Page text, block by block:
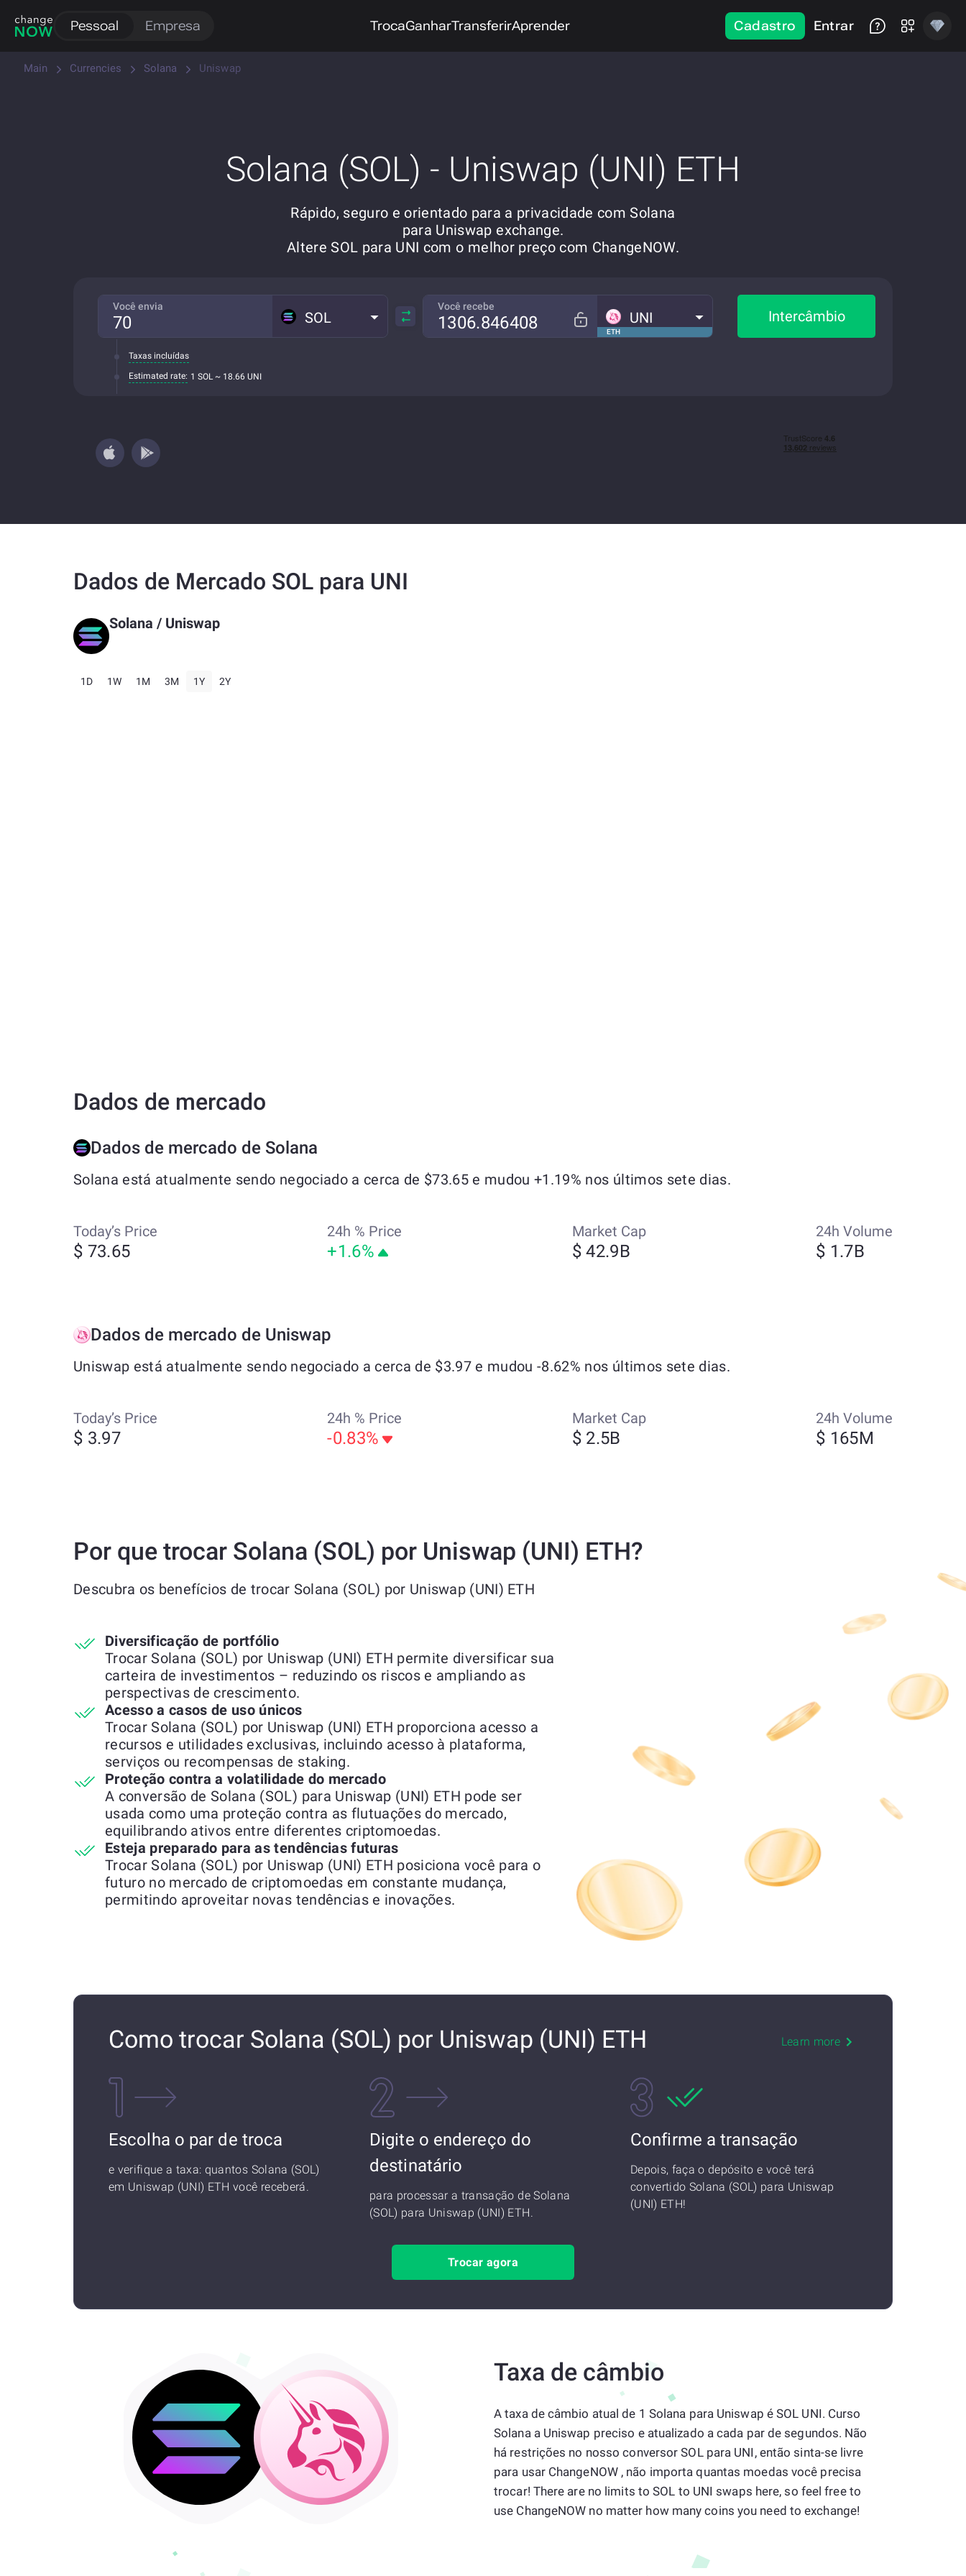
Pessoal Empresa TrocaGanharTransferirAprender Cadastro Entrar
Main Currencies Solana Uniswap
Solana (SOL) - Uniswap (UNI) ETH
Rápido, seguro e orientado para a privacidade com Solana
para Uniswap exchange.
Altere SOL para UNI com o melhor preço com ChangeNOW.
Você envia
SOL
Taxas incluídas
Estimated rate: 1 SOL ~ 18.66 UNI
Você recebe
ETH
UNI Intercâmbio
Dados de Mercado SOL para UNI
Solana / Uniswap
1D 1W 1M 3M 1Y 2Y
Dados de mercado
Dados de mercado de Solana
Solana está atualmente sendo negociado a cerca de $73.65 e mudou +1.19% nos últimos sete dias.
Today’s Price
$ 73.65
24h % Price
+1.6%
Market Cap
$ 42.9B
24h Volume
$ 1.7B
Dados de mercado de Uniswap
Uniswap está atualmente sendo negociado a cerca de $3.97 e mudou -8.62% nos últimos sete dias.
Today’s Price
$ 3.97
24h % Price
-0.83%
Market Cap
$ 2.5B
24h Volume
$ 165M
Por que trocar Solana (SOL) por Uniswap (UNI) ETH?
Descubra os benefícios de trocar Solana (SOL) por Uniswap (UNI) ETH
Diversificação de portfólio
Trocar Solana (SOL) por Uniswap (UNI) ETH permite diversificar sua
carteira de investimentos – reduzindo os riscos e ampliando as
perspectivas de crescimento.
Acesso a casos de uso únicos
Trocar Solana (SOL) por Uniswap (UNI) ETH proporciona acesso a
recursos e utilidades exclusivas, incluindo acesso à plataforma,
serviços ou recompensas de staking.
Proteção contra a volatilidade do mercado
A conversão de Solana (SOL) para Uniswap (UNI) ETH pode ser
usada como uma proteção contra as flutuações do mercado,
equilibrando ativos entre diferentes criptomoedas.
Esteja preparado para as tendências futuras
Trocar Solana (SOL) por Uniswap (UNI) ETH posiciona você para o
futuro no mercado de criptomoedas em constante mudança,
permitindo aproveitar novas tendências e inovações.
Como trocar Solana (SOL) por Uniswap (UNI) ETH Learn more
Escolha o par de troca
e verifique a taxa: quantos Solana (SOL)
em Uniswap (UNI) ETH você receberá.
Digite o endereço do
destinatário
para processar a transação de Solana
(SOL) para Uniswap (UNI) ETH.
Confirme a transação
Depois, faça o depósito e você terá
convertido Solana (SOL) para Uniswap
(UNI) ETH!
Trocar agora
Taxa de câmbio
A taxa de câmbio atual de 1 Solana para Uniswap é SOL UNI. Curso
Solana a Uniswap preciso e atualizado a cada par de segundos. Não
há restrições no nosso conversor SOL para UNI, então sinta-se livre
para usar ChangeNOW , não importa quantas moedas você precisa
trocar! There are no limits to SOL to UNI swaps here, so feel free to
use ChangeNOW no matter how many coins you need to exchange!